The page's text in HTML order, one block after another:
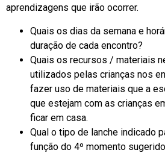
aprendizagens que irão ocorrer.
Quais os dias da semana e
duração de cada encontro?
Quais os recursos / materiais
utilizados pelas crianças nos
fazer uso de materiais que a
que estejam com as crianças
ficar em casa.
Qual o tipo de lanche indicado
função do 4º momento